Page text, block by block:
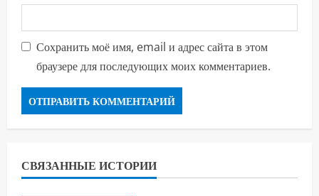
Сохранить моё имя, email и адрес сайта в этом
браузере для последующих моих комментариев.
СВЯЗАННЫЕ ИСТОРИИ